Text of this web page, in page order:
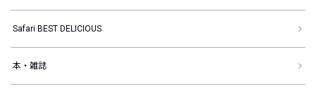
Safari BEST DELICIOUS
本・雑誌